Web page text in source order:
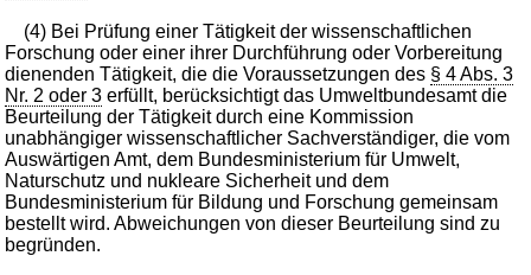
(4) Bei Prüfung einer Tätigkeit der wissenschaftlichen
Forschung oder einer ihrer Durchführung oder Vorbereitung
dienenden Tätigkeit, die die Voraussetzungen des § 4 Abs. 3
Nr. 2 oder 3 erfüllt, berücksichtigt das Umweltbundesamt die
Beurteilung der Tätigkeit durch eine Kommission
unabhängiger wissenschaftlicher Sachverständiger, die vom
Auswärtigen Amt, dem Bundesministerium für Umwelt,
Naturschutz und nukleare Sicherheit und dem
Bundesministerium für Bildung und Forschung gemeinsam
bestellt wird. Abweichungen von dieser Beurteilung sind zu
begründen.